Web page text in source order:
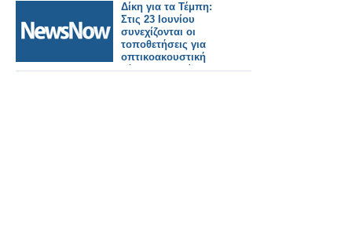
Δίκη για τα Τέμπη:
Στις 23 Ιουνίου
συνεχίζονται οι
τοποθετήσεις για
οπτικοακουστική
κάλυψη της δίκης.